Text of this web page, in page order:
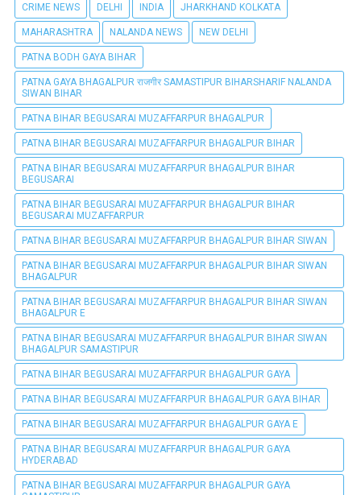
CRIME NEWS DELHI INDIA JHARKHAND KOLKATA
MAHARASHTRA NALANDA NEWS NEW DELHI
PATNA BODH GAYA BIHAR
PATNA GAYA BHAGALPUR राजगीर SAMASTIPUR BIHARSHARIF NALANDA
SIWAN BIHAR
PATNA BIHAR BEGUSARAI MUZAFFARPUR BHAGALPUR
PATNA BIHAR BEGUSARAI MUZAFFARPUR BHAGALPUR BIHAR
PATNA BIHAR BEGUSARAI MUZAFFARPUR BHAGALPUR BIHAR
BEGUSARAI
PATNA BIHAR BEGUSARAI MUZAFFARPUR BHAGALPUR BIHAR
BEGUSARAI MUZAFFARPUR
PATNA BIHAR BEGUSARAI MUZAFFARPUR BHAGALPUR BIHAR SIWAN
PATNA BIHAR BEGUSARAI MUZAFFARPUR BHAGALPUR BIHAR SIWAN
BHAGALPUR
PATNA BIHAR BEGUSARAI MUZAFFARPUR BHAGALPUR BIHAR SIWAN
BHAGALPUR E
PATNA BIHAR BEGUSARAI MUZAFFARPUR BHAGALPUR BIHAR SIWAN
BHAGALPUR SAMASTIPUR
PATNA BIHAR BEGUSARAI MUZAFFARPUR BHAGALPUR GAYA
PATNA BIHAR BEGUSARAI MUZAFFARPUR BHAGALPUR GAYA BIHAR
PATNA BIHAR BEGUSARAI MUZAFFARPUR BHAGALPUR GAYA E
PATNA BIHAR BEGUSARAI MUZAFFARPUR BHAGALPUR GAYA
HYDERABAD
PATNA BIHAR BEGUSARAI MUZAFFARPUR BHAGALPUR GAYA